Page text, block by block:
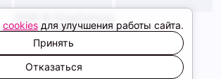
Образы
конфиденциальности
Соглашение cookie
Сайт создали
cookies для улучшения работы сайта.
Принять
Отказаться